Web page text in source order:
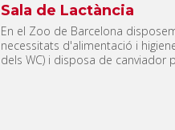
Sala de Lactància
En el Zoo de Barcelona
necessitats d'alimentació i
dels WC) i disposa de canviador